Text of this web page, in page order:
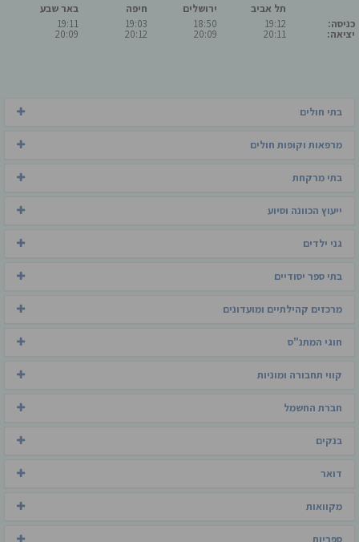
כניסה:
יציאה:
תל אביב
19:12
20:11
ירושלים
18:50
20:09
חיפה
19:03
20:12
באר שבע
19:11
20:09
בתי חולים
מרפאות וקופות חולים
בתי מרקחת
ייעוץ הכוונה וסיוע
גני ילדים
בתי ספר יסודיים
מרכזים קהילתיים ומועדונים
חוגי המתנ"ס
קווי תחבורה ומוניות
חברת החשמל
בנקים
דואר
מקוואות
ספריות